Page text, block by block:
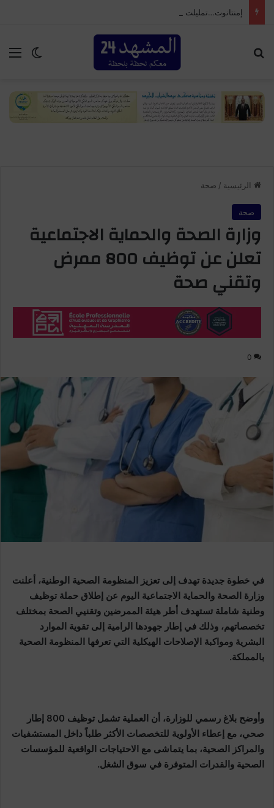
الوضع
الرئيسية / صحة
صحة
وزارة الصحة والحماية الاجتماعية
تعلن عن توظيف 800 ممرض
وتقني صحة
0
في خطوة جديدة تهدف إلى تعزيز المنظومة الصحية الوطنية، أعلنت
وزارة الصحة والحماية الاجتماعية اليوم عن إطلاق حملة توظيف
وطنية شاملة تستهدف أطر هيئة الممرضين وتقنيي الصحة بمختلف
تخصصاتهم، وذلك في إطار جهودها الرامية إلى تقوية الموارد
البشرية ومواكبة الإصلاحات الهيكلية التي تعرفها المنظومة الصحية
بالمملكة.
وأوضح بلاغ رسمي للوزارة، أن العملية تشمل توظيف 800 إطار
صحي، مع إعطاء الأولوية للتخصصات الأكثر طلباً داخل المستشفيات
والمراكز الصحية، بما يتماشى مع الاحتياجات الواقعية للمؤسسات
الصحية والقدرات المتوفرة في سوق الشغل.